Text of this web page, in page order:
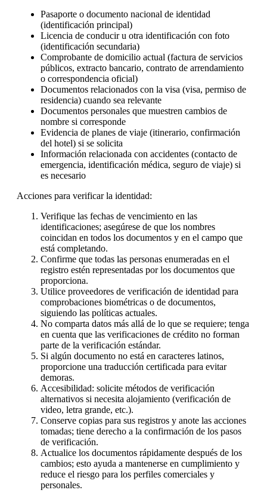
Pasaporte o documento nacional de identidad
(identificación principal)
Licencia de conducir u otra identificación con foto
(identificación secundaria)
Comprobante de domicilio actual (factura de servicios
públicos, extracto bancario, contrato de arrendamiento
o correspondencia oficial)
Documentos relacionados con la visa (visa, permiso de
residencia) cuando sea relevante
Documentos personales que muestren cambios de
nombre si corresponde
Evidencia de planes de viaje (itinerario, confirmación
del hotel) si se solicita
Información relacionada con accidentes (contacto de
emergencia, identificación médica, seguro de viaje) si
es necesario
Acciones para verificar la identidad:
Verifique las fechas de vencimiento en las
identificaciones; asegúrese de que los nombres
coincidan en todos los documentos y en el campo que
está completando.
Confirme que todas las personas enumeradas en el
registro estén representadas por los documentos que
proporciona.
Utilice proveedores de verificación de identidad para
comprobaciones biométricas o de documentos,
siguiendo las políticas actuales.
No comparta datos más allá de lo que se requiere; tenga
en cuenta que las verificaciones de crédito no forman
parte de la verificación estándar.
Si algún documento no está en caracteres latinos,
proporcione una traducción certificada para evitar
demoras.
Accesibilidad: solicite métodos de verificación
alternativos si necesita alojamiento (verificación de
video, letra grande, etc.).
Conserve copias para sus registros y anote las acciones
tomadas; tiene derecho a la confirmación de los pasos
de verificación.
Actualice los documentos rápidamente después de los
cambios; esto ayuda a mantenerse en cumplimiento y
reduce el riesgo para los perfiles comerciales y
personales.